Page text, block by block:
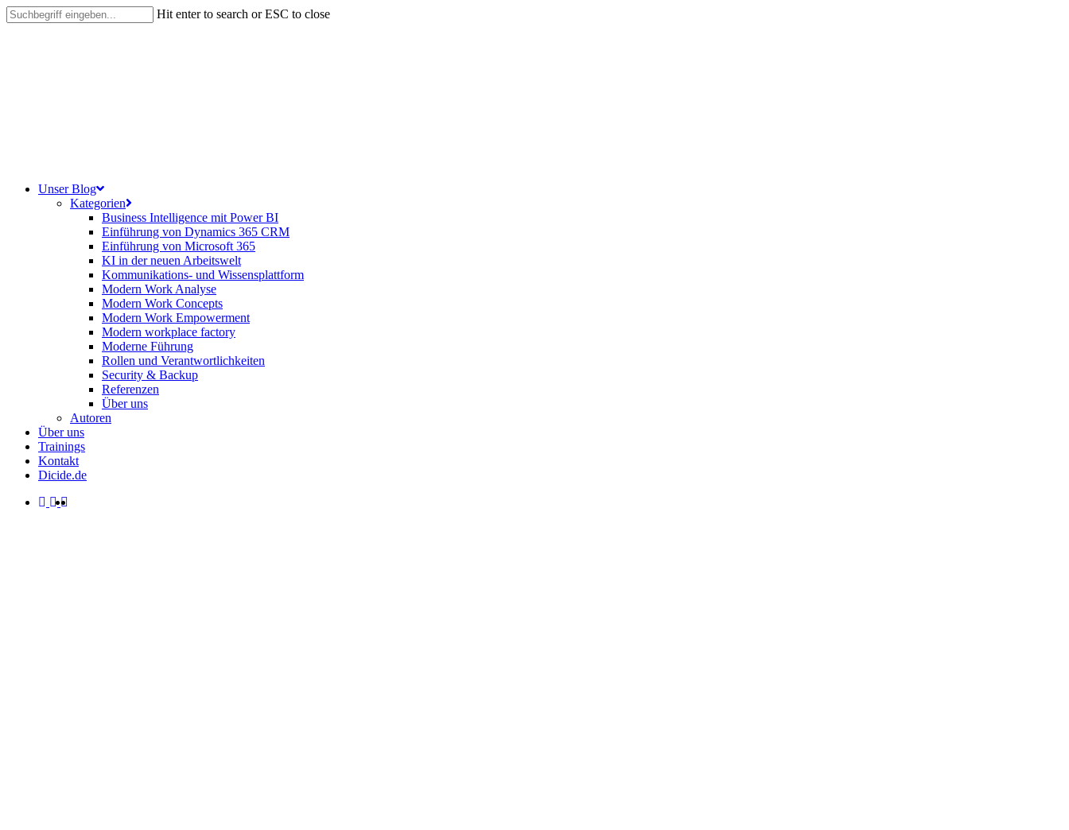
Skip
to
Hit enter to search or ESC to close
search
Menu
Unser Blog
Kategorien
Business Intelligence mit Power BI
Einführung von Dynamics 365 CRM
Einführung von Microsoft 365
KI in der neuen Arbeitswelt
Kommunikations- und Wissensplattform
Modern Work Analyse
Modern Work Concepts
Modern Work Empowerment
Modern workplace factory
Moderne Führung
Rollen und Verantwortlichkeiten
Security & Backup
Referenzen
Über uns
Autoren
Über uns
Trainings
Kontakt
Dicide.de
facebook
linkedin
instagram